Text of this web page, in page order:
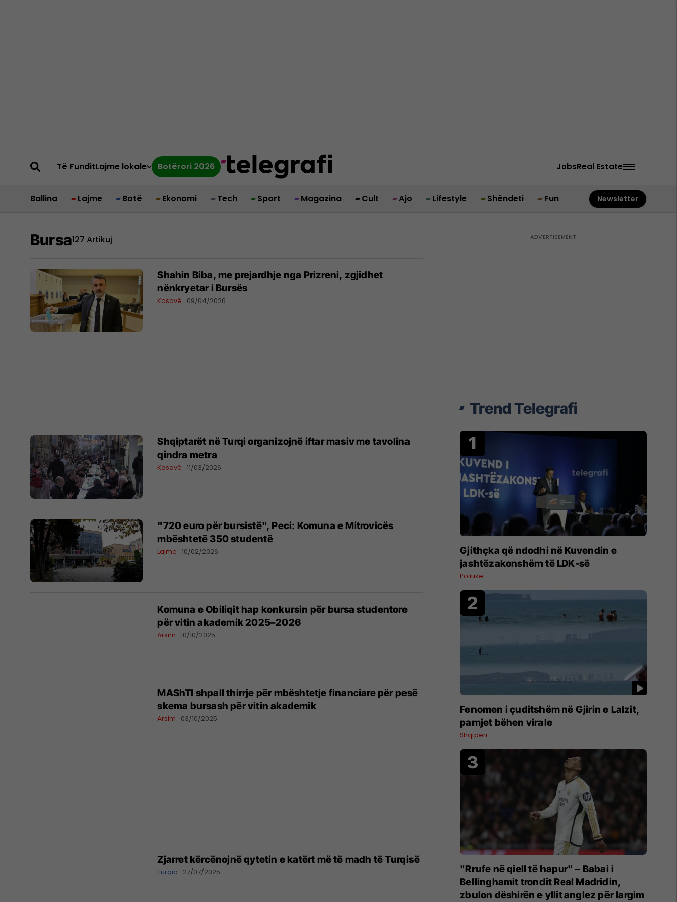
Të FunditLajme lokale Botërori 2026 JobsReal Estate
Ballina Lajme Botë Ekonomi Tech Sport Magazina Cult Ajo Lifestyle Shëndeti Fun Newsletter
Bursa127 Artikuj
Shahin Biba, me prejardhje nga Prizreni, zgjidhet
nënkryetar i Bursës
Kosovë 09/04/2026
Shqiptarët në Turqi organizojnë iftar masiv me tavolina
qindra metra
Kosovë 11/03/2026
"720 euro për bursistë", Peci: Komuna e Mitrovicës
mbështetë 350 studentë
Lajme 10/02/2026
Komuna e Obiliqit hap konkursin për bursa studentore
për vitin akademik 2025–2026
Arsim 10/10/2025
MAShTI shpall thirrje për mbështetje financiare për pesë
skema bursash për vitin akademik
Arsim 03/10/2025
Zjarret kërcënojnë qytetin e katërt më të madh të Turqisë
Turqia 27/07/2025
Trend Telegrafi
Gjithçka që ndodhi në Kuvendin e
jashtëzakonshëm të LDK-së
Politikë
Fenomen i çuditshëm në Gjirin e Lalzit,
pamjet bëhen virale
Shqipëri
"Rrufe në qiell të hapur" – Babai i
Bellinghamit trondit Real Madridin,
zbulon dëshirën e yllit anglez për largim